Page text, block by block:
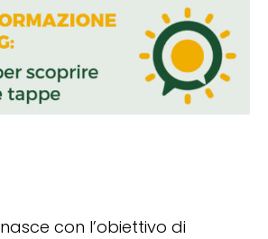
nasce con l’obiettivo di